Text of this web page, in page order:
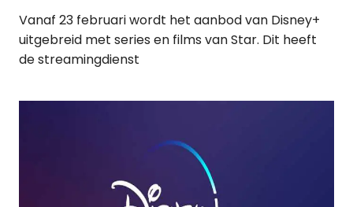
Vanaf 23 februari wordt het aanbod van Disney+
uitgebreid met series en films van Star. Dit heeft
de streamingdienst